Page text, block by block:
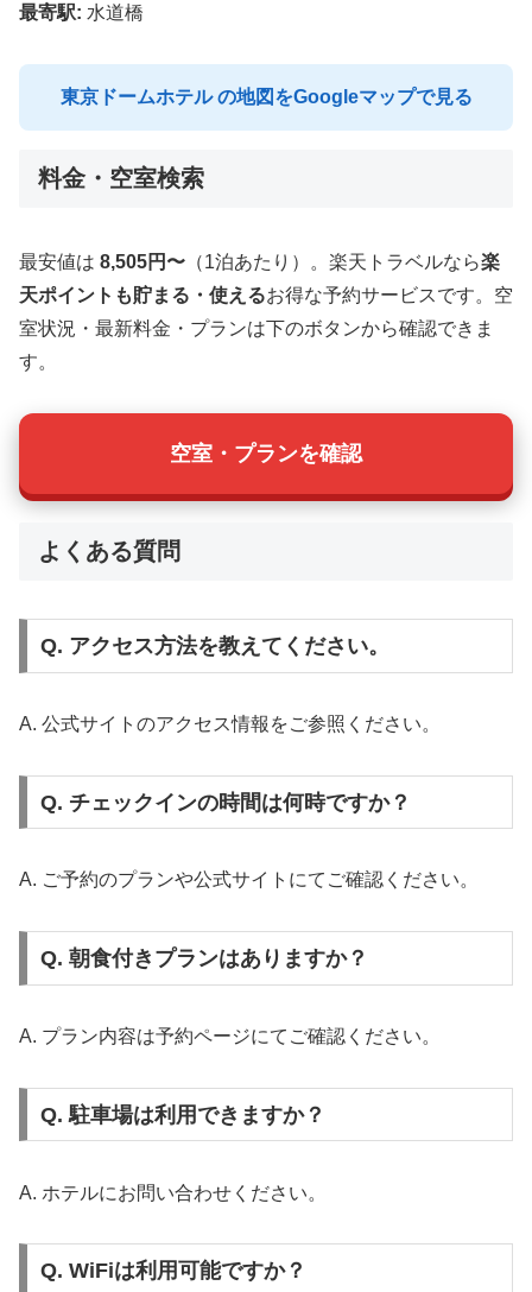
最寄駅: 水道橋
東京ドームホテル の地図をGoogleマップで見る
料金・空室検索
最安値は 8,505円〜 （1泊あたり）。楽天トラベルなら楽
天ポイントも貯まる・使えるお得な予約サービスです。空
室状況・最新料金・プランは下のボタンから確認できま
す。
空室・プランを確認
よくある質問
Q. アクセス方法を教えてください。
A. 公式サイトのアクセス情報をご参照ください。
Q. チェックインの時間は何時ですか？
A. ご予約のプランや公式サイトにてご確認ください。
Q. 朝食付きプランはありますか？
A. プラン内容は予約ページにてご確認ください。
Q. 駐車場は利用できますか？
A. ホテルにお問い合わせください。
Q. WiFiは利用可能ですか？